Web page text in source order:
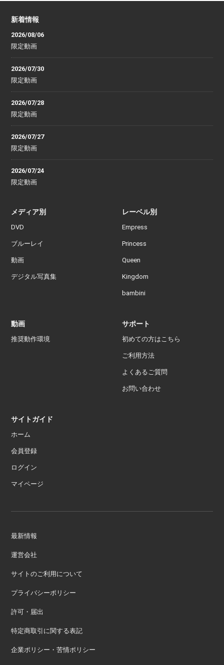
新着情報
2026/08/06
限定動画
2026/07/30
限定動画
2026/07/28
限定動画
2026/07/27
限定動画
2026/07/24
限定動画
メディア別
DVD
ブルーレイ
動画
デジタル写真集
レーベル別
Empress
Princess
Queen
Kingdom
bambini
動画
推奨動作環境
サポート
初めての方はこちら
ご利用方法
よくあるご質問
お問い合わせ
サイトガイド
ホーム
会員登録
ログイン
マイページ
最新情報
運営会社
サイトのご利用について
プライバシーポリシー
許可・届出
特定商取引に関する表記
企業ポリシー・苦情ポリシー